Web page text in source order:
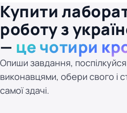
Купити
роботу з
— це чотири
Опиши завдання, поспілкуйся
виконавцями, обери свого і
самої здачі.